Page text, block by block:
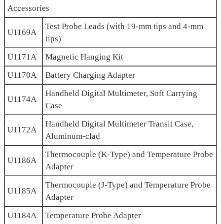
Accessories
U1169A
Test Probe Leads (with 19-mm tips and 4-mm
tips)
U1171A
Magnetic Hanging Kit
U1170A
Battery Charging Adapter
U1174A
Handheld Digital Multimeter, Soft Carrying
Case
U1172A
Handheld Digital Multimeter Transit Case,
Aluminum-clad
U1186A
Thermocouple (K-Type) and Temperature Probe
Adapter
U1185A
Thermocouple (J-Type) and Temperature Probe
Adapter
U1184A
Temperature Probe Adapter